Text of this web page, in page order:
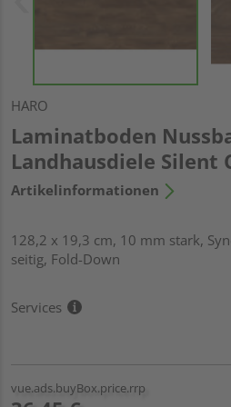
HARO
Laminatboden
Landhausdiele Silent
Artikelinformationen
128,2 x 19,3 cm, 10 mm stark,
seitig, Fold-Down
Services
vue.ads.buyBox.price.rrp